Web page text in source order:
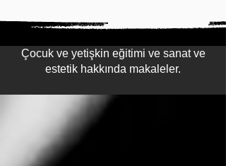
Çocuk ve yetişkin eğitimi ve sanat ve
estetik hakkında makaleler.